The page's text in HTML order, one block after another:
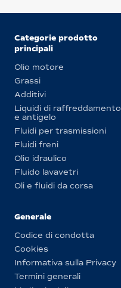
Categorie prodotto
principali
Olio motore
Grassi
Additivi
Liquidi di raffreddamento
e antigelo
Fluidi per trasmissioni
Fluidi freni
Olio idraulico
Fluido lavavetri
Oli e fluidi da corsa
Generale
Codice di condotta
Cookies
Informativa sulla Privacy
Termini generali